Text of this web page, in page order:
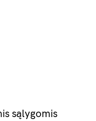
sąlygomis